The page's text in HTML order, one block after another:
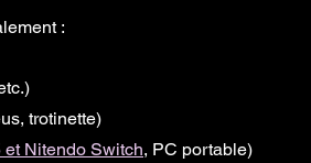
:
trotinette)
et Nitendo Switch, PC portable)